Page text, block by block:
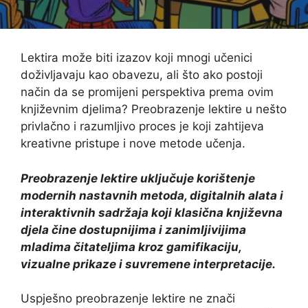
Lektira može biti izazov koji mnogi učenici
doživljavaju kao obavezu, ali što ako postoji
način da se promijeni perspektiva prema ovim
književnim djelima? Preobrazenje lektire u nešto
privlačno i razumljivo proces je koji zahtijeva
kreativne pristupe i nove metode učenja.
Preobrazenje lektire uključuje korištenje
modernih nastavnih metoda, digitalnih alata i
interaktivnih sadržaja koji klasična književna
djela čine dostupnijima i zanimljivijima
mladima čitateljima kroz gamifikaciju,
vizualne prikaze i suvremene interpretacije.
Uspješno preobrazenje lektire ne znači